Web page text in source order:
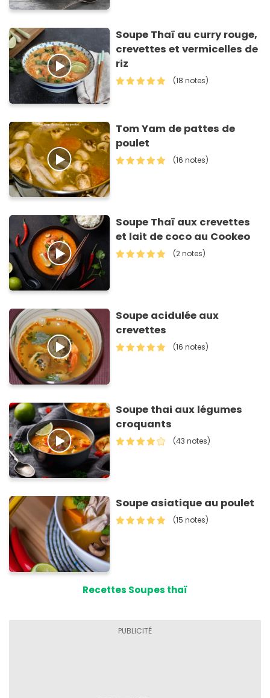
Soupe Thaï au curry rouge,
crevettes et vermicelles de
riz
(18 notes)
Tom Yam de pattes de
poulet
(16 notes)
Soupe Thaï aux crevettes
et lait de coco au Cookeo
(2 notes)
Soupe acidulée aux
crevettes
(16 notes)
Soupe thai aux légumes
croquants
(43 notes)
Soupe asiatique au poulet
(15 notes)
Recettes Soupes thaï